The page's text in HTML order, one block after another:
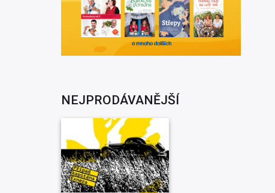
NEJPRODÁVANĚJŠÍ